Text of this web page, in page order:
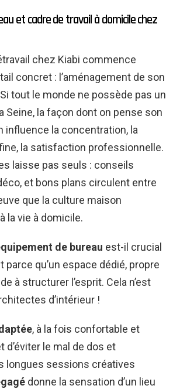
et cadre de travail à domicile chez
chez Kiabi commence
concret : l’aménagement de son
tout le monde ne possède pas un
Seine, la façon dont on pense son
influence la concentration, la
la satisfaction professionnelle.
laisse pas seuls : conseils
et bons plans circulent entre
que la culture maison
la vie à domicile.
de bureau est-il crucial
parce qu’un espace dédié, propre
à structurer l’esprit. Cela n’est
d’intérieur !
, à la fois confortable et
d’éviter le mal de dos et
longues sessions créatives
donne la sensation d’un lieu